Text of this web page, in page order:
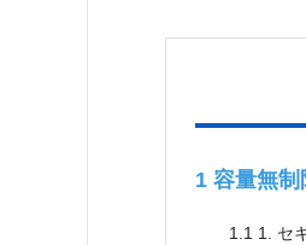
1 容量無制
1.1 1. セ